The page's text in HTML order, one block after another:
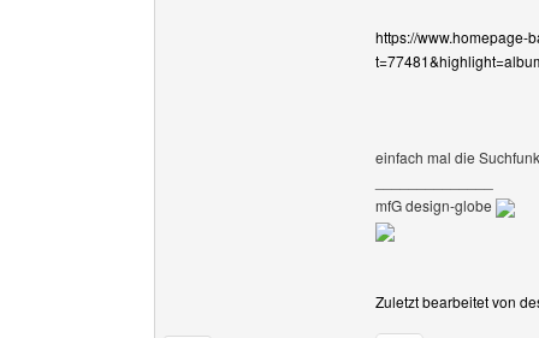
https://www.homepage-
einfach mal die
mfG design-globe
Zuletzt bearbeitet von